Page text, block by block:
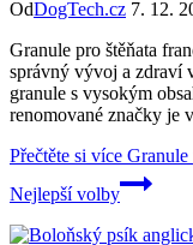
OdDogTech.cz 7. 12.
Granule pro štěňata
správný vývoj a zdraví
granule s vysokým
renomované značky je
Přečtěte si více Granule
Nejlepší volby